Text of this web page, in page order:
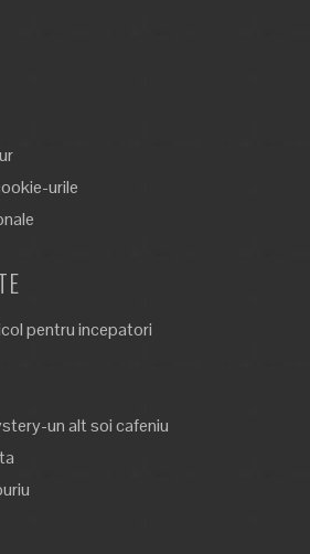
urile
pentru incepatori
un alt soi cafeniu